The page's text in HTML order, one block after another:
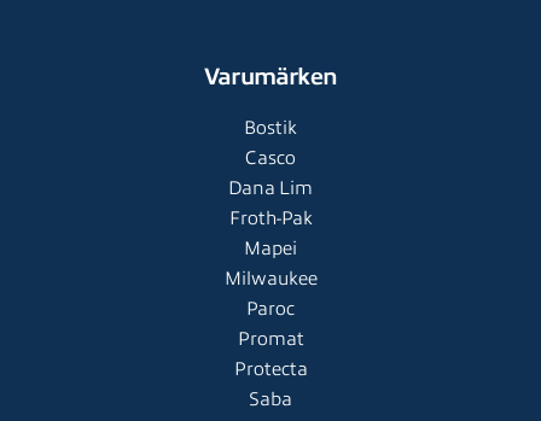
Varumärken
Bostik
Casco
Dana Lim
Froth-Pak
Mapei
Milwaukee
Paroc
Promat
Protecta
Saba